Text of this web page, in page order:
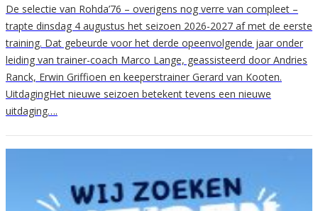
De selectie van Rohda’76 – overigens nog verre van compleet –
trapte dinsdag 4 augustus het seizoen 2026-2027 af met de eerste
training. Dat gebeurde voor het derde opeenvolgende jaar onder
leiding van trainer-coach Marco Lange, geassisteerd door Andries
Ranck, Erwin Griffioen en keeperstrainer Gerard van Kooten.
UitdagingHet nieuwe seizoen betekent tevens een nieuwe
uitdaging….